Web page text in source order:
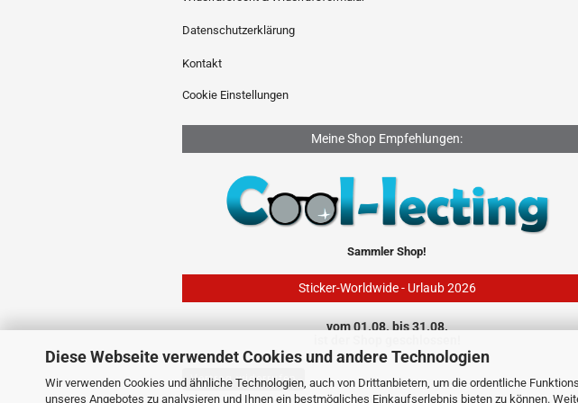
Diese Webseite verwendet Cookies und andere Technologien
Wir verwenden Cookies und ähnliche Technologien, auch von Drittanbietern, um die ordentliche
unseres Angebotes zu analysieren und Ihnen ein bestmögliches Einkaufserlebnis bieten zu können.
Datenschutzerklärung
Kontakt
Cookie Einstellungen
Meine Shop Empfehlungen:
Sammler Shop!
Sticker-Worldwide - Urlaub 2026
vom 01.08. bis 31.08.
Vertrag widerrufen